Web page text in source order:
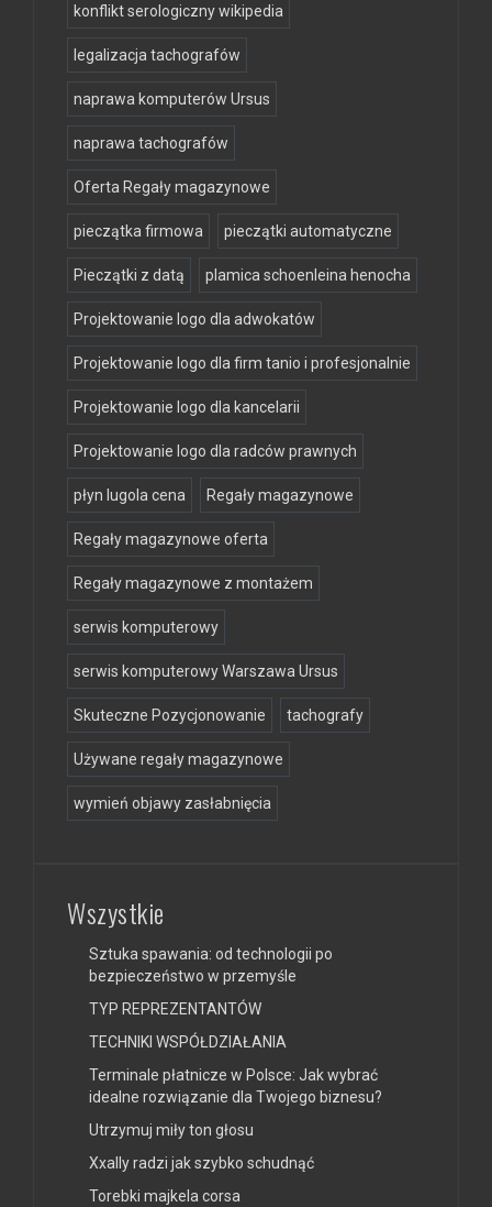
konflikt serologiczny wikipedia
legalizacja tachografów
naprawa komputerów Ursus
naprawa tachografów
Oferta Regały magazynowe
pieczątka firmowa pieczątki automatyczne
Pieczątki z datą plamica schoenleina henocha
Projektowanie logo dla adwokatów
Projektowanie logo dla firm tanio i profesjonalnie
Projektowanie logo dla kancelarii
Projektowanie logo dla radców prawnych
płyn lugola cena Regały magazynowe
Regały magazynowe oferta
Regały magazynowe z montażem
serwis komputerowy
serwis komputerowy Warszawa Ursus
Skuteczne Pozycjonowanie tachografy
Używane regały magazynowe
wymień objawy zasłabnięcia
Wszystkie
Sztuka spawania: od technologii po
bezpieczeństwo w przemyśle
TYP REPREZENTANTÓW
TECHNIKI WSPÓŁDZIAŁANIA
Terminale płatnicze w Polsce: Jak wybrać
idealne rozwiązanie dla Twojego biznesu?
Utrzymuj miły ton głosu
Xxally radzi jak szybko schudnąć
Torebki majkela corsa